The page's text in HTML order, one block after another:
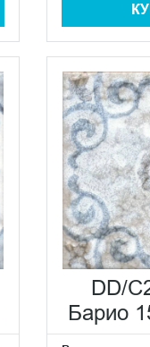
DD/
Барио